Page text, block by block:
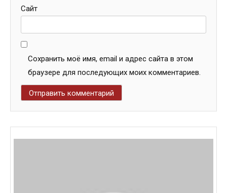
Сайт
Сохранить моё имя, email и адрес сайта в этом
браузере для последующих моих комментариев.